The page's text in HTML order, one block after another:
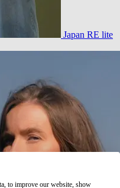
Japan RE lite
to improve our website, show